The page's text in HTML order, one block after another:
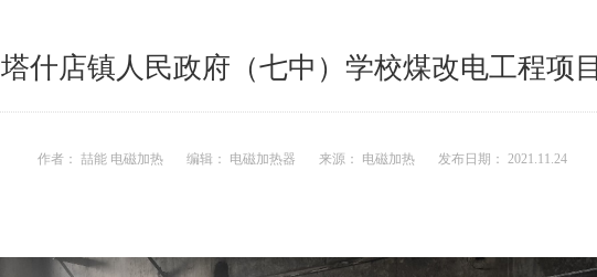
塔什店镇人民政府（七中）学校煤改电工程项目
作者： 喆能 电磁加热 编辑： 电磁加热器 来源： 电磁加热 发布日期： 2021.11.24